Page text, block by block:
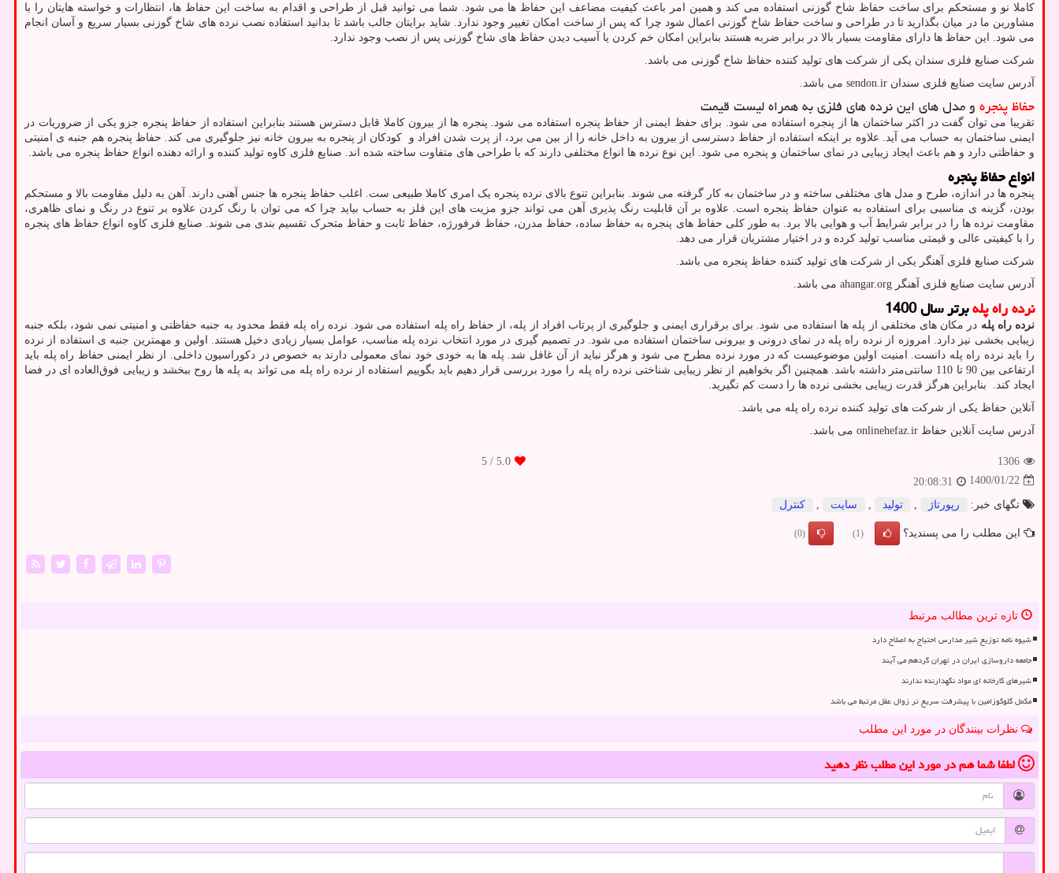
کاملا نو و مستحکم برای ساخت حفاظ شاخ گوزنی استفاده می کند و همین امر باعث کیفیت مضاعف این حفاظ ها می شود. شما می توانید قبل از طراحی و اقدام به ساخت این حفاظ ها، انتظارات و خواسته هایتان را با
مشاورین ما در میان بگذارید تا در طراحی و ساخت حفاظ شاخ گوزنی اعمال شود چرا که پس از ساخت امکان تغییر وجود ندارد. شاید برایتان جالب باشد تا بدانید استفاده نصب نرده های شاخ گوزنی بسیار سریع و آسان انجام
می شود. این حفاظ ها دارای مقاومت بسیار بالا در برابر ضربه هستند بنابراین امکان خم کردن یا آسیب دیدن حفاظ های شاخ گوزنی پس از نصب وجود ندارد.
شرکت صنایع فلزی سندان یکی از شرکت های تولید کننده حفاظ شاخ گوزنی می باشد.
آدرس سایت صنایع فلزی سندان sendon.ir می باشد.
حفاظ پنجرهو مدل های این نرده های فلزی به همراه لیست قیمت
تقریبا می توان گفت در اکثر ساختمان ها از پنجره استفاده می شود. برای حفظ ایمنی از حفاظ پنجره استفاده می شود. پنجره ها از بیرون کاملا قابل دسترس هستند بنابراین استفاده از حفاظ پنجره جزو یکی از ضروریات در
ایمنی ساختمان به حساب می آید. علاوه بر اینکه استفاده از حفاظ دسترسی از بیرون به داخل خانه را از بین می برد، از پرت شدن افراد و کودکان از پنجره به بیرون خانه نیز جلوگیری می کند. حفاظ پنجره هم جنبه ی امنیتی
و حفاظتی دارد و هم باعث ایجاد زیبایی در نمای ساختمان و پنجره می شود. این نوع نرده ها انواع مختلفی دارند که با طراحی های متفاوت ساخته شده اند. صنایع فلزی کاوه تولید کننده و ارائه دهنده انواع حفاظ پنجره می باشد.
انواع حفاظ پنجره
پنجره ها در اندازه، طرح و مدل های مختلفی ساخته و در ساختمان به کار گرفته می شوند. بنابراین تنوع بالای نرده پنجره یک امری کاملا طبیعی ست. اغلب حفاظ پنجره ها جنس آهنی دارند. آهن به دلیل مقاومت بالا و مستحکم
بودن، گزینه ی مناسبی برای استفاده به عنوان حفاظ پنجره است. علاوه بر آن قابلیت رنگ پذیری آهن می تواند جزو مزیت های این فلز به حساب بیاید چرا که می توان با رنگ کردن علاوه بر تنوع در رنگ و نمای ظاهری،
مقاومت نرده ها را در برابر شرایط آب و هوایی بالا برد. به طور کلی حفاظ های پنجره به حفاظ ساده، حفاظ مدرن، حفاظ فرفورژه، حفاظ ثابت و حفاظ متحرک تقسیم بندی می شوند. صنایع فلزی کاوه انواع حفاظ های پنجره
را با کیفیتی عالی و قیمتی مناسب تولید کرده و در اختیار مشتریان قرار می دهد.
شرکت صنایع فلزی آهنگر یکی از شرکت های تولید کننده حفاظ پنجره می باشد.
آدرس سایت صنایع فلزی آهنگر ahangar.org می باشد.
نرده راه پلهبرتر سال 1400
نرده راه پله در مکان های مختلفی از پله ها استفاده می شود. برای برقراری ایمنی و جلوگیری از پرتاب افراد از پله، از حفاظ راه پله استفاده می شود. نرده راه پله فقط محدود به جنبه حفاظتی و امنیتی نمی شود، بلکه جنبه
زیبایی بخشی نیز دارد. امروزه از نرده راه پله در نمای درونی و بیرونی ساختمان استفاده می شود. در تصمیم گیری در مورد انتخاب نرده پله مناسب، عوامل بسیار زیادی دخیل هستند. اولین و مهمترین جنبه ی استفاده از نرده
را باید نرده راه پله دانست. امنیت اولین موضوعیست که در مورد نرده مطرح می شود و هرگز نباید از آن غافل شد. پله ها به خودی خود نمای معمولی دارند به خصوص در دکوراسیون داخلی. از نظر ایمنی حفاظ راه پله باید
ارتفاعی بین 90 تا 110 سانتی‌متر داشته باشد. همچنین اگر بخواهیم از نظر زیبایی شناختی نرده راه پله را مورد بررسی قرار دهیم باید بگوییم استفاده از نرده راه پله می تواند به پله ها روح ببخشد و زیبایی فوق‌العاده ای در فضا
ایجاد کند. بنابراین هرگز قدرت زیبایی بخشی نرده ها را دست کم نگیرید.
آنلاین حفاظ یکی از شرکت های تولید کننده نرده راه پله می باشد.
آدرس سایت آنلاین حفاظ onlinehefaz.ir می باشد.
1306
5.0
/ 5
1400/01/22
20:08:31
تگهای خبر:
رپورتاژ تولید سایت كنترل
این مطلب را می پسندید؟ (1)
(0)
تازه ترین مطالب مرتبط
شیوه نامه توزیع شیر مدارس احتیاج به اصلاح دارد
جامعه داروسازی ایران در تهران گردهم می آیند
شیرهای کارخانه ای مواد نگهدارنده ندارند
مکمل گلوکوزامین با پیشرفت سریع تر زوال عقل مرتبط می باشد
نظرات بینندگان در مورد این مطلب
لطفا شما همدر مورد این مطلبنظر دهید